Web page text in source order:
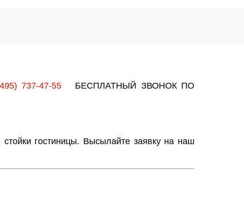
737-47-55 БЕСПЛАТНЫЙ ЗВОНОК ПО
гостиницы. Высылайте заявку на наш